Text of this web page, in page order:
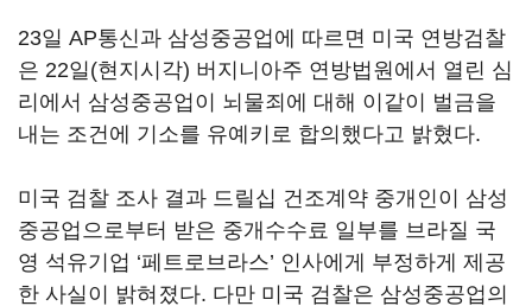
23일 AP통신과 삼성중공업에 따르면 미국 연방검찰
은 22일(현지시각) 버지니아주 연방법원에서 열린 심
리에서 삼성중공업이 뇌물죄에 대해 이같이 벌금을
내는 조건에 기소를 유예키로 합의했다고 밝혔다.
미국 검찰 조사 결과 드릴십 건조계약 중개인이 삼성
중공업으로부터 받은 중개수수료 일부를 브라질 국
영 석유기업 ‘페트로브라스’ 인사에게 부정하게 제공
한 사실이 밝혀졌다. 다만 미국 검찰은 삼성중공업의